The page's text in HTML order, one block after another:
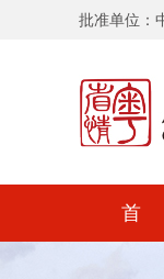
批准单位：
首